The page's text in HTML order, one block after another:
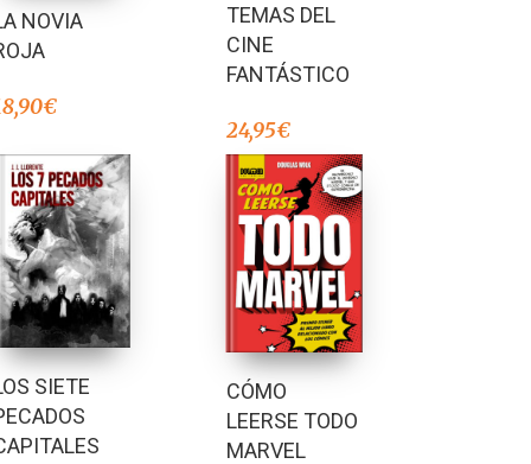
NOVIA
€
TEMAS DEL
CINE
FANTÁSTICO
24,95€
SIETE
CÓMO
LEERSE TODO
MARVEL